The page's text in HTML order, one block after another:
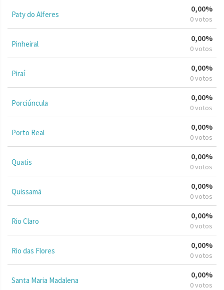
Paty do Alferes
0,00%
0 votos
Pinheiral
0,00%
0 votos
Piraí
0,00%
0 votos
Porciúncula
0,00%
0 votos
Porto Real
0,00%
0 votos
Quatis
0,00%
0 votos
Quissamã
0,00%
0 votos
Rio Claro
0,00%
0 votos
Rio das Flores
0,00%
0 votos
Santa Maria Madalena
0,00%
0 votos